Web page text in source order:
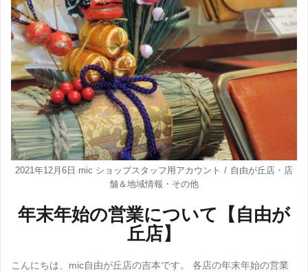
2021年12月6日 mic ショップスタッフ用アカウント 自由が丘店 ・ 店
舗＆地域情報 ・ その他
年末年始の営業について【自由が
丘店】
こんにちは、mic自由が丘店の吉本です。 各店の年末年始の営業